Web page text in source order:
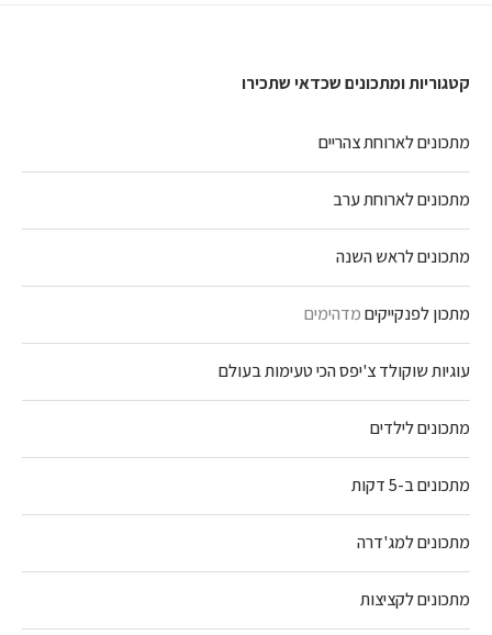
קטגוריות ומתכונים שכדאי שתכירו
מתכונים לארוחת צהריים
מתכונים לארוחת ערב
מתכונים לראש השנה
מתכון לפנקייקיםמדהימים
עוגיות שוקולד צ'יפס הכי טעימות בעולם
מתכונים לילדים
מתכונים ב-5 דקות
מתכונים למג'דרה
מתכונים לקציצות